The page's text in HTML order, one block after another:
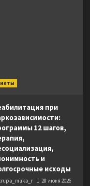
при
12 шагов,
и
исходы
28 июня 2026